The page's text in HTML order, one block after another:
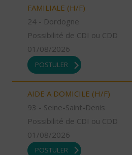
FAMILIALE (H/F)
24 - Dordogne
Possibilité de CDI ou CDD
01/08/2026
POSTULER
AIDE A DOMICILE (H/F)
93 - Seine-Saint-Denis
Possibilité de CDI ou CDD
01/08/2026
POSTULER